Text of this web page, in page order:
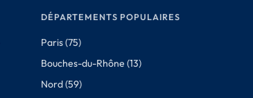
DÉPARTEMENTS POPULAIRES
Paris (75)
Bouches-du-Rhône (13)
Nord (59)